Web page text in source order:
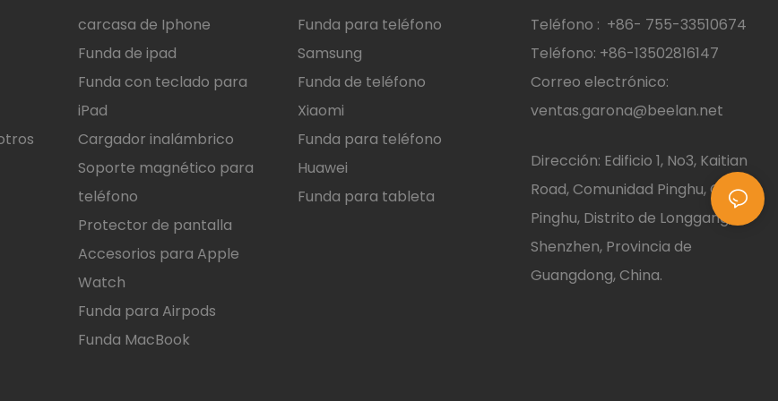
carcasa de Iphone
Funda de ipad
Funda con teclado para
iPad
Cargador inalámbrico
Soporte magnético para
teléfono
Protector de pantalla
Accesorios para Apple
Watch
Funda para Airpods
Funda MacBook
Funda para teléfono
Samsung
Funda de teléfono
Xiaomi
Funda para teléfono
Huawei
Funda para tableta
Teléfono : +86- 755-33510674
Teléfono: +86-13502816147
Correo electrónico:
ventas.garona@beelan.net
Dirección: Edificio 1, No3, Kaitian
Road, Comunidad Pinghu, Calle
Pinghu, Distrito de Longgang,
Shenzhen, Provincia de
Guangdong, China.